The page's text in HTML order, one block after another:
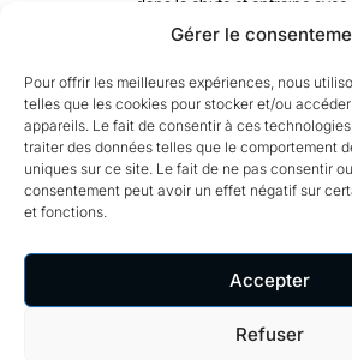
Gérer le
Pour offrir les meilleures expériences, nous
telles que les cookies pour stocker et/ou
appareils. Le fait de consentir à ces
traiter des données telles que le comportement
uniques sur ce site. Le fait de ne pas consentir
consentement peut avoir un effet négatif sur
et fonctions.
Accepter
Refuser
dans la chute et entraine avec
le quatuor évolue et change
retour au duo sur la
finir sur ouvrir l’espace attentionnel
érigée, adossé, balayer le dos de la
l’espace sans heurt ( perturbations,
retendre un espace homogène
question de la continuité ( continuité